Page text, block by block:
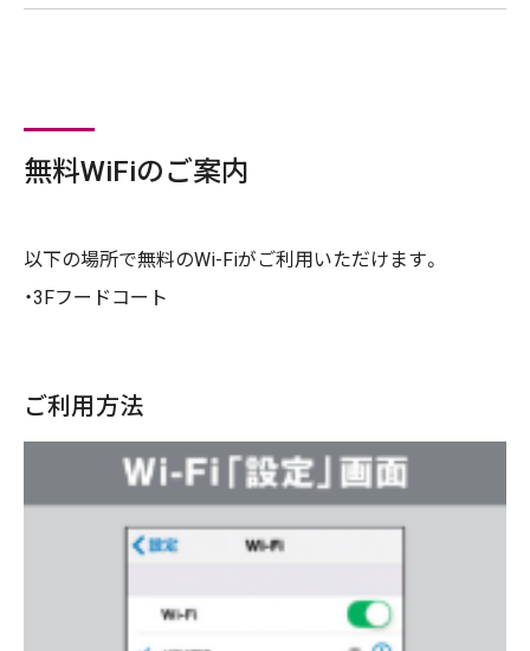
無料WiFiのご案内
以下の場所で無料のWi-Fiがご利用いただけます。
・3Fフードコート
ご利用方法